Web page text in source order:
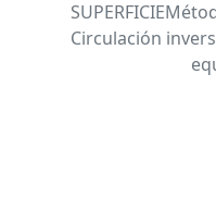
Circulación